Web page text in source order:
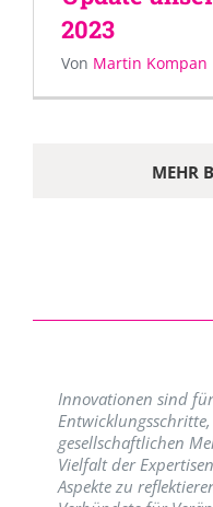
2023
Von Martin Kompan
MEHR
Innovationen sind
gesellschaftlichen
Vielfalt der
Aspekte zu